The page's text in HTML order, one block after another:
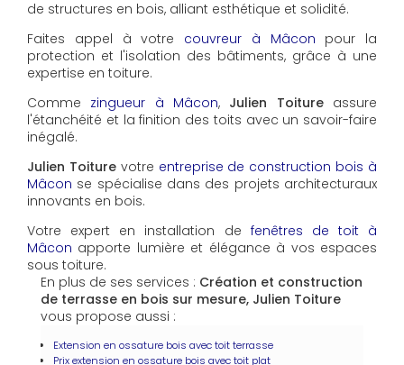
de structures en bois, alliant esthétique et solidité.
Faites appel à votre couvreur à Mâcon pour la
protection et l'isolation des bâtiments, grâce à une
expertise en toiture.
Comme zingueur à Mâcon, Julien Toitureassure
l'étanchéité et la finition des toits avec un savoir-faire
inégalé.
Julien Toiture votre entreprise de construction bois à
Mâcon se spécialise dans des projets architecturaux
innovants en bois.
Votre expert en installation de fenêtres de toit à
Mâcon apporte lumière et élégance à vos espaces
sous toiture.
En plus de ses services : Création et construction
de terrasse en bois sur mesure, Julien Toiture
vous propose aussi :
Extension en ossature bois avec toit terrasse
Prix extension en ossature bois avec toit plat